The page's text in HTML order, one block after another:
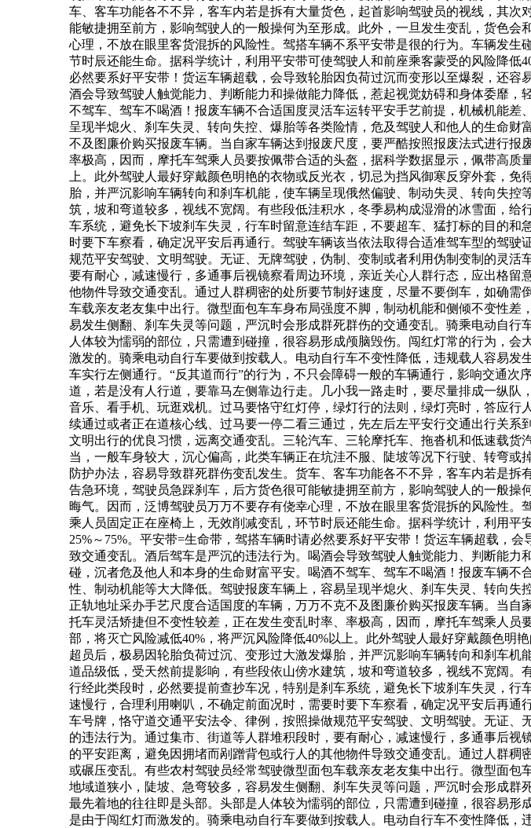
车、客车功能各不不异，客车内若是拆有大量货色，起首影响驾驶员的视线，其
能敏捷拥至前方，影响驾驶人的一般操何为至形成。此外，一旦发生变乱，货色
心理，不放在眼里客货混拆的风险性。驾搭车辆不系平安带是很的行为。车辆发
节时辰还能生命。据科学统计，利用平安带可使驾驶人和前座乘客蒙受的风险降低
必然要系好平安带！货运车辆超载，会导致轮胎因负荷过沉而变形以至爆裂，还
酒会导致驾驶人触觉能力、判断能力和操做能力降低，惹起视觉妨碍和身体委靡
不驾车、驾车不喝酒！报废车辆不合适国度灵活车运转平安手艺前提，机械机能
呈现半熄火、刹车失灵、转向失控、爆胎等各类险情，危及驾驶人和他人的生命
不及图廉价购买报废车辆。当自家车辆达到报废尺度，要严酷按照报废法式进行
率极高，因而，摩托车驾乘人员要按佩带合适的头盔，据科学数据显示，佩带高
上。此外驾驶人最好穿戴颜色明艳的衣物或反光衣，切忌为挡风御寒反穿外套，
胎，并严沉影响车辆转向和刹车机能，使车辆呈现俄然偏驶、制动失灵、转向失
筑，坡和弯道较多，视线不宽阔。有些段低洼积水，冬季易构成湿滑的冰雪面，
车系统，避免长下坡刹车失灵，行车时留意连结车距，不要超车、猛打标的目的
时要下车察看，确定况平安后再通行。驾驶车辆该当依法取得合适准驾车型的驾
规范平安驾驶、文明驾驶。无证、无牌驾驶，伪制、变制或者利用伪制变制的灵
要有耐心，减速慢行，多通事后视镜察看周边环境，亲近关心人群行态，应出格
他物件导致交通变乱。通过人群稠密的处所要节制好速度，尽量不要倒车，如确
车载亲友老友集中出行。微型面包车车身布局强度不脚，制动机能和侧倾不变性
易发生侧翻、刹车失灵等问题，严沉时会形成群死群伤的交通变乱。骑乘电动自
人体较为懦弱的部位，只需遭到碰撞，很容易形成颅脑毁伤。闯红灯常的行为，
激发的。骑乘电动自行车要做到按载人。电动自行车不变性降低，违规载人容易
车实行左侧通行。“反其道而行”的行为，不只会障碍一般的车辆通行，影响交通
道，若是没有人行道，要靠马左侧靠边行走。几小我一路走时，要尽量排成一纵
音乐、看手机、玩逛戏机。过马要恪守红灯停，绿灯行的法则，绿灯亮时，答应
续通过或者正在道核心线、过马要一停二看三通过，先左后左平安行交通出行关
文明出行的优良习惯，远离交通变乱。三轮汽车、三轮摩托车、拖沓机和低速载
当，一般车身较大，沉心偏高，此类车辆正在坑洼不服、陡坡等况下行驶、转弯
防护办法，容易导致群死群伤变乱发生。货车、客车功能各不不异，客车内若是
告急环境，驾驶员急踩刹车，后方货色很可能敏捷拥至前方，影响驾驶人的一般
晦气。因而，泛博驾驶员万万不要存有侥幸心理，不放在眼里客货混拆的风险性
乘人员固定正在座椅上，无效削减变乱，环节时辰还能生命。据科学统计，利用
25%～75%。平安带=生命带，驾搭车辆时请必然要系好平安带！货运车辆超载，
致交通变乱。酒后驾车是严沉的违法行为。喝酒会导致驾驶人触觉能力、判断能
碰，沉者危及他人和本身的生命财富平安。喝酒不驾车、驾车不喝酒！报废车辆
性、制动机能等大大降低。驾驶报废车辆上，容易呈现半熄火、刹车失灵、转向
正轨地址采办手艺尺度合适国度的车辆，万万不克不及图廉价购买报废车辆。当
托车灵活矫捷但不变性较差，正在发生变乱时率、率极高，因而，摩托车驾乘人
部，将灭亡风险减低40%，将严沉风险降低40%以上。此外驾驶人最好穿戴颜色
超员后，极易因轮胎负荷过沉、变形过大激发爆胎，并严沉影响车辆转向和刹车
道品级低，受天然前提影响，有些段依山傍水建筑，坡和弯道较多，视线不宽阔
行经此类段时，必然要提前查抄车况，特别是刹车系统，避免长下坡刹车失灵，
速慢行，合理利用喇叭，不确定前面况时，需要时要下车察看，确定况平安后再
车号牌，恪守道交通平安法令、律例，按照操做规范平安驾驶、文明驾驶。无证
的违法行为。通过集市、街道等人群堆积段时，要有耐心，减速慢行，多通事后
的平安距离，避免因拥堵而剐蹭背包或行人的其他物件导致交通变乱。通过人群
或碾压变乱。有些农村驾驶员经常驾驶微型面包车载亲友老友集中出行。微型面
地域道狭小，陡坡、急弯较多，容易发生侧翻、刹车失灵等问题，严沉时会形成
最先着地的往往即是头部。头部是人体较为懦弱的部位，只需遭到碰撞，很容易
是由于闯红灯而激发的。骑乘电动自行车要做到按载人。电动自行车不变性降低